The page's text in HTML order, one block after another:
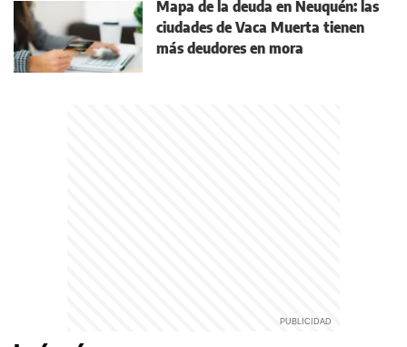
Mapa de la deuda en Neuquén: las
ciudades de Vaca Muerta tienen
más deudores en mora